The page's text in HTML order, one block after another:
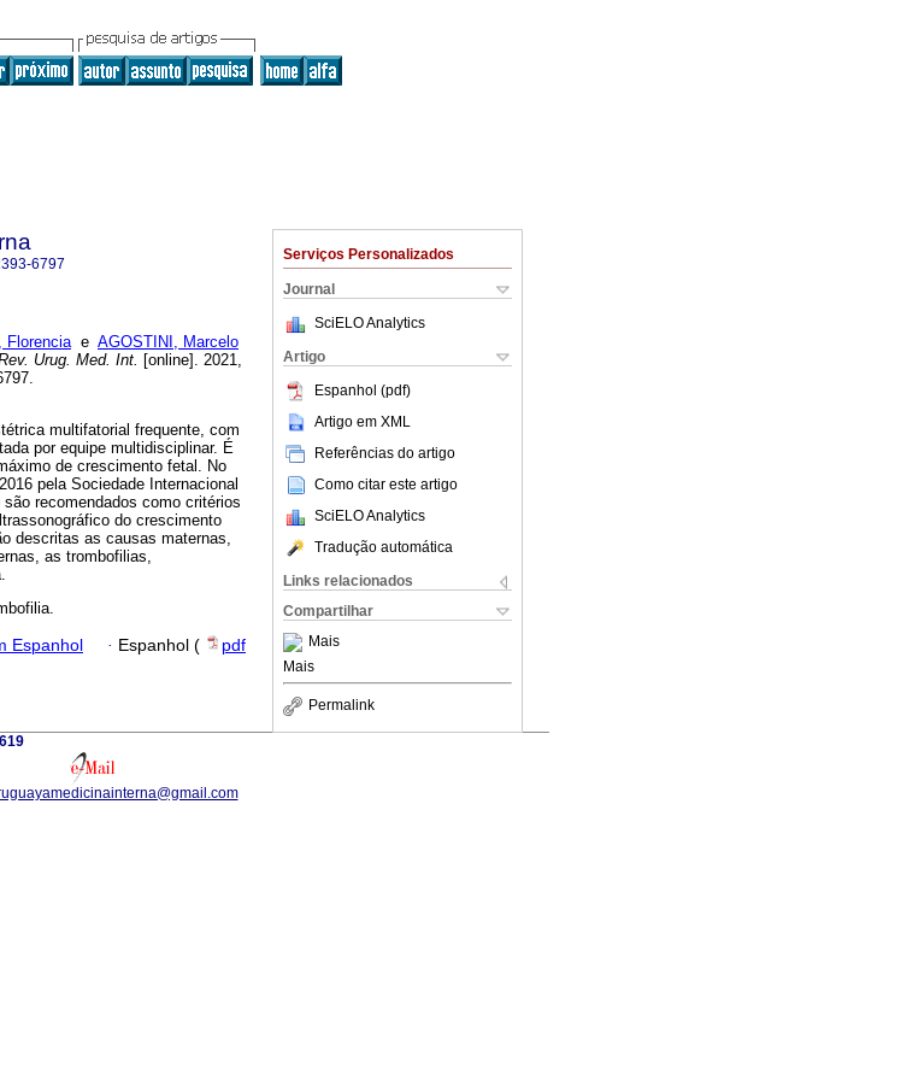
Serviços Personalizados
Journal
SciELO Analytics
Artigo
Espanhol (pdf)
Artigo em XML
Referências do artigo
Como citar este artigo
SciELO Analytics
Tradução automática
Links relacionados
Compartilhar
Mais
Mais
Permalink
6797
Florenciae AGOSTINI, Marcelo
Urug. Med. Int. [online]. 2021,
multifatorial frequente, com
por equipe multidisciplinar. É
de crescimento fetal. No
pela Sociedade Internacional
recomendados como critérios
do crescimento
descritas as causas maternas,
as trombofilias,
Espanhol · Espanhol (
pdf